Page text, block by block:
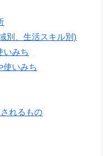
別、生活スキル別)
いみち
使いみち
れるもの